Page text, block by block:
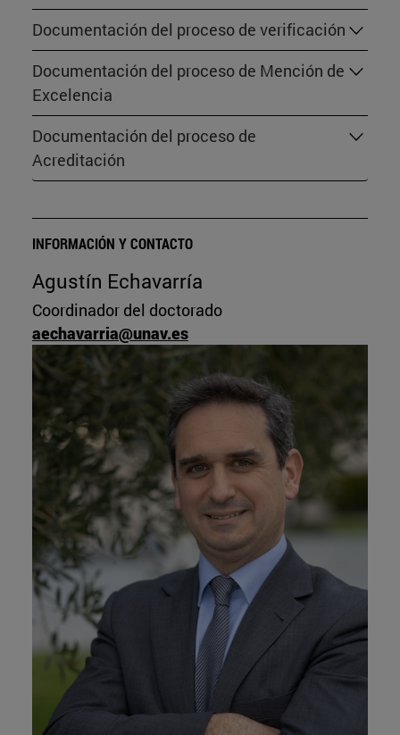
Documentación del proceso de verificación
Documentación del proceso de Mención de
Excelencia
Documentación del proceso de
Acreditación
INFORMACIÓN Y CONTACTO
Agustín Echavarría
Coordinador del doctorado
aechavarria@unav.es